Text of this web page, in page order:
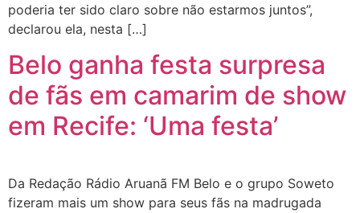
poderia ter sido claro sobre não estarmos juntos”,
declarou ela, nesta […]
Belo ganha festa surpresa
de fãs em camarim de show
em Recife: ‘Uma festa’
Da Redação Rádio Aruanã FM Belo e o grupo Soweto
fizeram mais um show para seus fãs na madrugada